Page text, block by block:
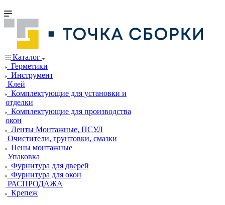
Каталог
Герметики
Инструмент
Клей
Комплектующие для установки и
отделки
Комплектующие для производства
окон
Ленты Монтажные, ПСУЛ
Очистители, грунтовки, смазки
Пены монтажные
Упаковка
Фурнитура для дверей
Фурнитура для окон
РАСПРОДАЖА
Крепеж